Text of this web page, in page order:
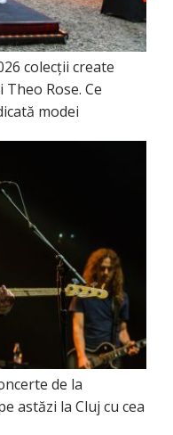
colecții create
Rose. Ce
modei
de la
astăzi la Cluj cu cea